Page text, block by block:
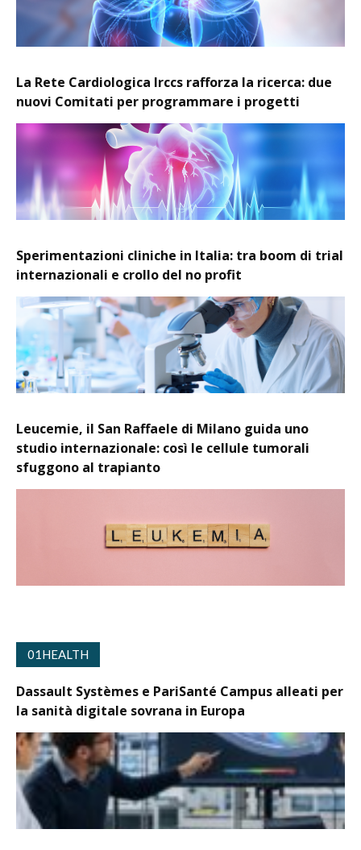
La Rete Cardiologica Irccs rafforza la ricerca: due
nuovi Comitati per programmare i progetti
Sperimentazioni cliniche in Italia: tra boom di trial
internazionali e crollo del no profit
Leucemie, il San Raffaele di Milano guida uno
studio internazionale: così le cellule tumorali
sfuggono al trapianto
01HEALTH
Dassault Systèmes e PariSanté Campus alleati per
la sanità digitale sovrana in Europa